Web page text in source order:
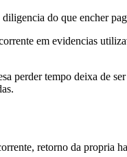
do que encher
em evidencias
perder tempo deixa de
retorno da propria